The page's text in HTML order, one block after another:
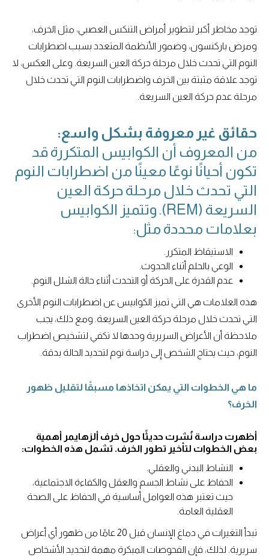
توجد مخاطر أكبر لتطوير أمراض التنكس العصبي، مثل الخرف،
ومرض باركنسون، وضمور الأنظمة المتعدد بسبب اضطرابات
النوم التي تحدث خلال مرحلة حركة العين السريعة. وعلى العكس، لا
توجد علاقة مثبتة بين الخرف واضطرابات النوم التي تحدث خلال
مرحلة عدم حركة العين السريعة.
حقائق غير معروفة بشكل واسع:
من المعروف أن الكوابيس المتكررة قد
تكون أحيانًا نوعًا معينًا من اضطرابات النوم
التي تحدث خلال مرحلة حركة العين
السريعة (REM). وتتميز الكوابيس
بعلامات محددة مثل:
الاستيقاظ المتكرر.
الوعي بالحلم أثناء الحدوث.
عدم القدرة على الحركة أو التحدث أثناء حالة الشلل النوم.
هذه العلامات هي التي تميز الكوابيس عن اضطرابات النوم الأخرى
التي تحدث خلال مرحلة حركة العين السريعة. ومع ذلك، يجب
ملاحظة أن الأعراض السريرية وحدها لا تكفي لتشخيص اضطراب
النوم، حيث يحتاج الشخص إلى دراسة نوم لتحديد الحالة بدقة.
ما هي الخطوات التي يمكن اتخاذها مسبقًا لتقليل ظهور
الخرف؟
أظهرت دراسة نُشرت حديثًا حول خرف ألزهايمر أهمية
بعض الخطوات لتأخير تطور الخرف. تشمل هذه الخطوات:
النشاط البدني والعقلي.
الحفاظ على نشاط الجسم والعقل والكفاءة الاجتماعية،
حيث تعتبر هذه العوامل أساسية في الحفاظ على الصحة
العقلية العامة.
تبدأ التغيرات في دماغ الإنسان قبل 20 عامًا من ظهور أي أعراض
سريرية. لذلك، فإن الفحوصات المبكرة مهمة لتحديد الأشخاص